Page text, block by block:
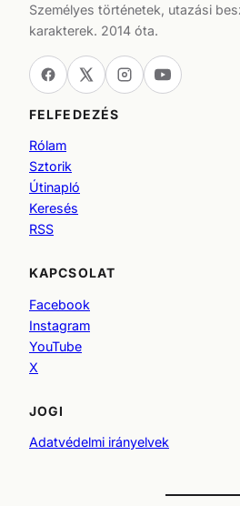
Személyes történetek, utazási
karakterek. 2014 óta.
FELFEDEZÉS
Rólam
Sztorik
Útinapló
Keresés
RSS
KAPCSOLAT
Facebook
Instagram
YouTube
X
JOGI
Adatvédelmi irányelvek